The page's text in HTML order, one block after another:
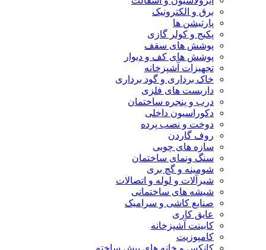
برق و الکترونیک
پارتیشن ها
پکیج و کولر گازی
پوشش های سقف
پوشش های کف و دیوار
تجهیزات آشپزخانه
خاک برداری و گود برداری
داربست های فلزی
درب و پنجره ساختمان
دکوراسیون داخلی
دوخت و نصب پرده
روف گاردن
سازه های چوبی
سنگ ونمای ساختمان
شومینه و گچ بری
شیرآلات و لوله و اتصالات
شیشه های ساختمانی
صنایع کاشی و سرامیک
عایق کاری
کابینت آشپزخانه
کامپوزیت